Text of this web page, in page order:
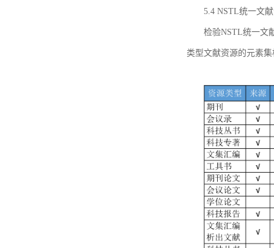
5.4 NSTL统一文
检验NSTL统一文
类型文献资源的元素